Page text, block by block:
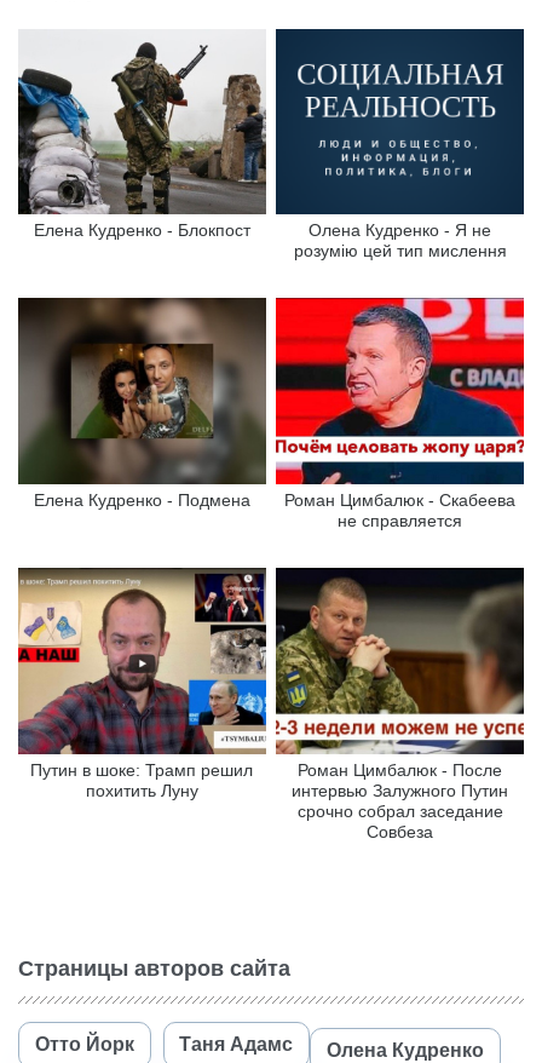
Елена Кудренко - Блокпост
Олена Кудренко - Я не
розумію цей тип мислення
Елена Кудренко - Подмена
Роман Цимбалюк - Скабеева
не справляется
Путин в шоке: Трамп решил
похитить Луну
Роман Цимбалюк - После
интервью Залужного Путин
срочно собрал заседание
Совбеза
Страницы авторов сайта
Отто Йорк Таня Адамс Олена Кудренко